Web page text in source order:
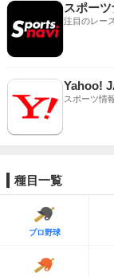
スポー
注目のレー
Yahoo!
スポーツ情
種目一覧
プロ野球